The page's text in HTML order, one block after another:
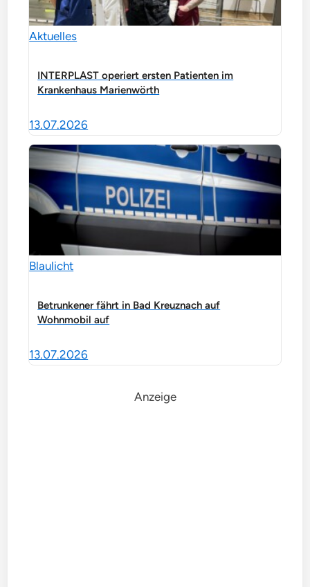
Aktuelles
INTERPLAST operiert ersten Patienten im
Krankenhaus Marienwörth
13.07.2026
Blaulicht
Betrunkener fährt in Bad Kreuznach auf
Wohnmobil auf
13.07.2026
Anzeige